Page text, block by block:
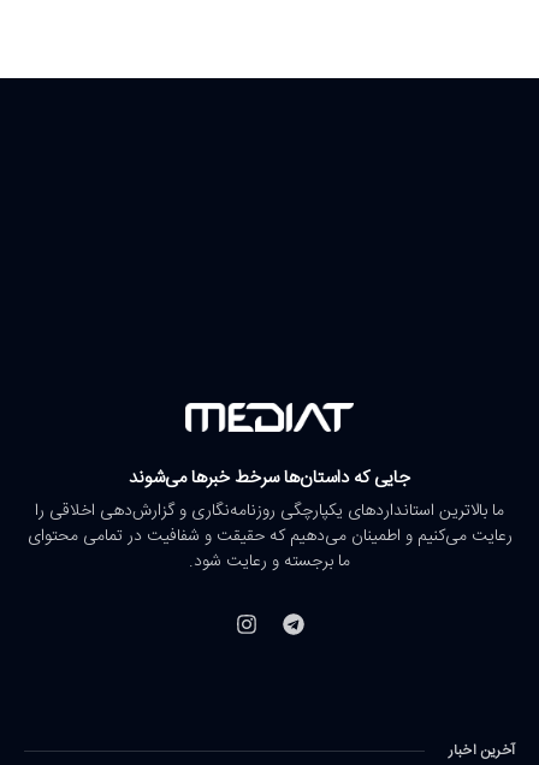
جایی که داستان‌ها سرخط خبرها می‌شوند
ما بالاترین استانداردهای یکپارچگی روزنامه‌نگاری و گزارش‌دهی اخلاقی را
رعایت می‌کنیم و اطمینان می‌دهیم که حقیقت و شفافیت در تمامی محتوای
ما برجسته و رعایت شود.
آخرین اخبار